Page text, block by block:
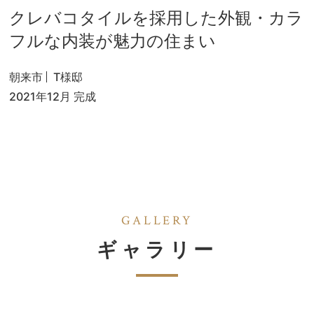
クレバコタイルを採用した外観・カラ
フルな内装が魅力の住まい
朝来市
T様邸
2021年12月 完成
GALLERY
ギャラリー